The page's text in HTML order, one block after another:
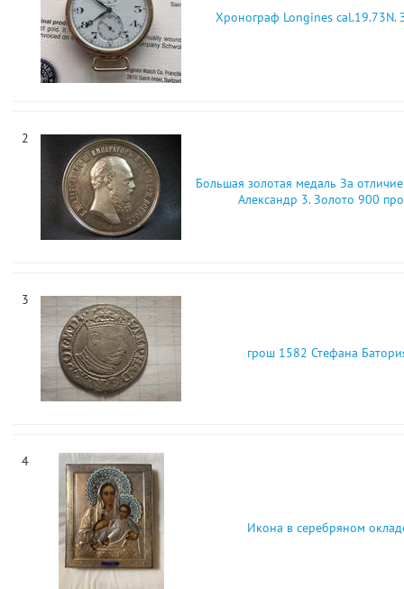
Хронограф Longines cal.19.73N.
2
Большая золотая медаль За
Александр 3. Золото 900
3
грош 1582 Стефана
4
Икона в серебряном